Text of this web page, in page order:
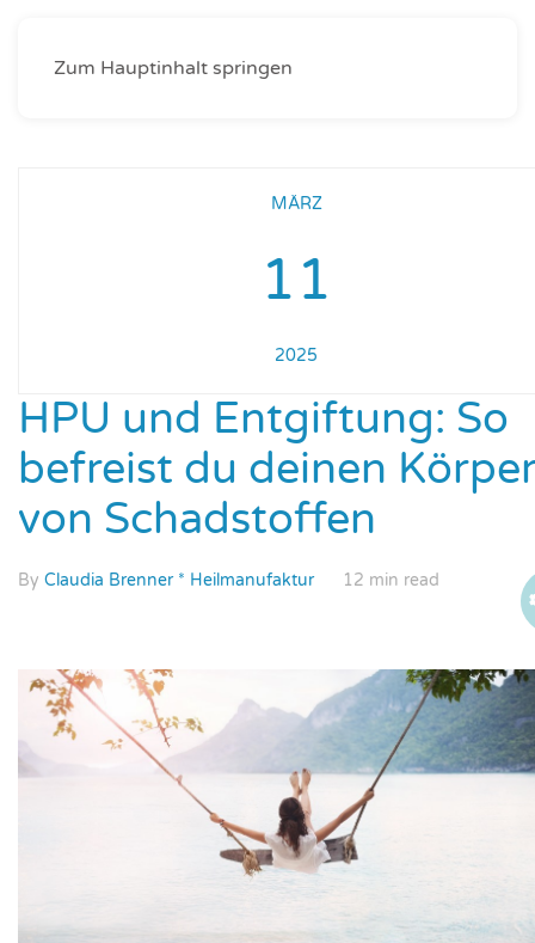
Zum Hauptinhalt springen
MÄRZ
11
2025
HPU und Entgiftung: So
befreist du deinen
von Schadstoffen
By Claudia Brenner * Heilmanufaktur 12 min read